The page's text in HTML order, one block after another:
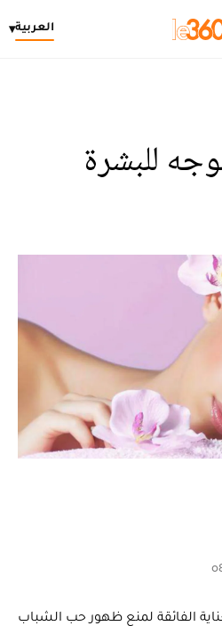
العربية▾
للبشرة
الفائقة لمنع ظهور حب الشباب